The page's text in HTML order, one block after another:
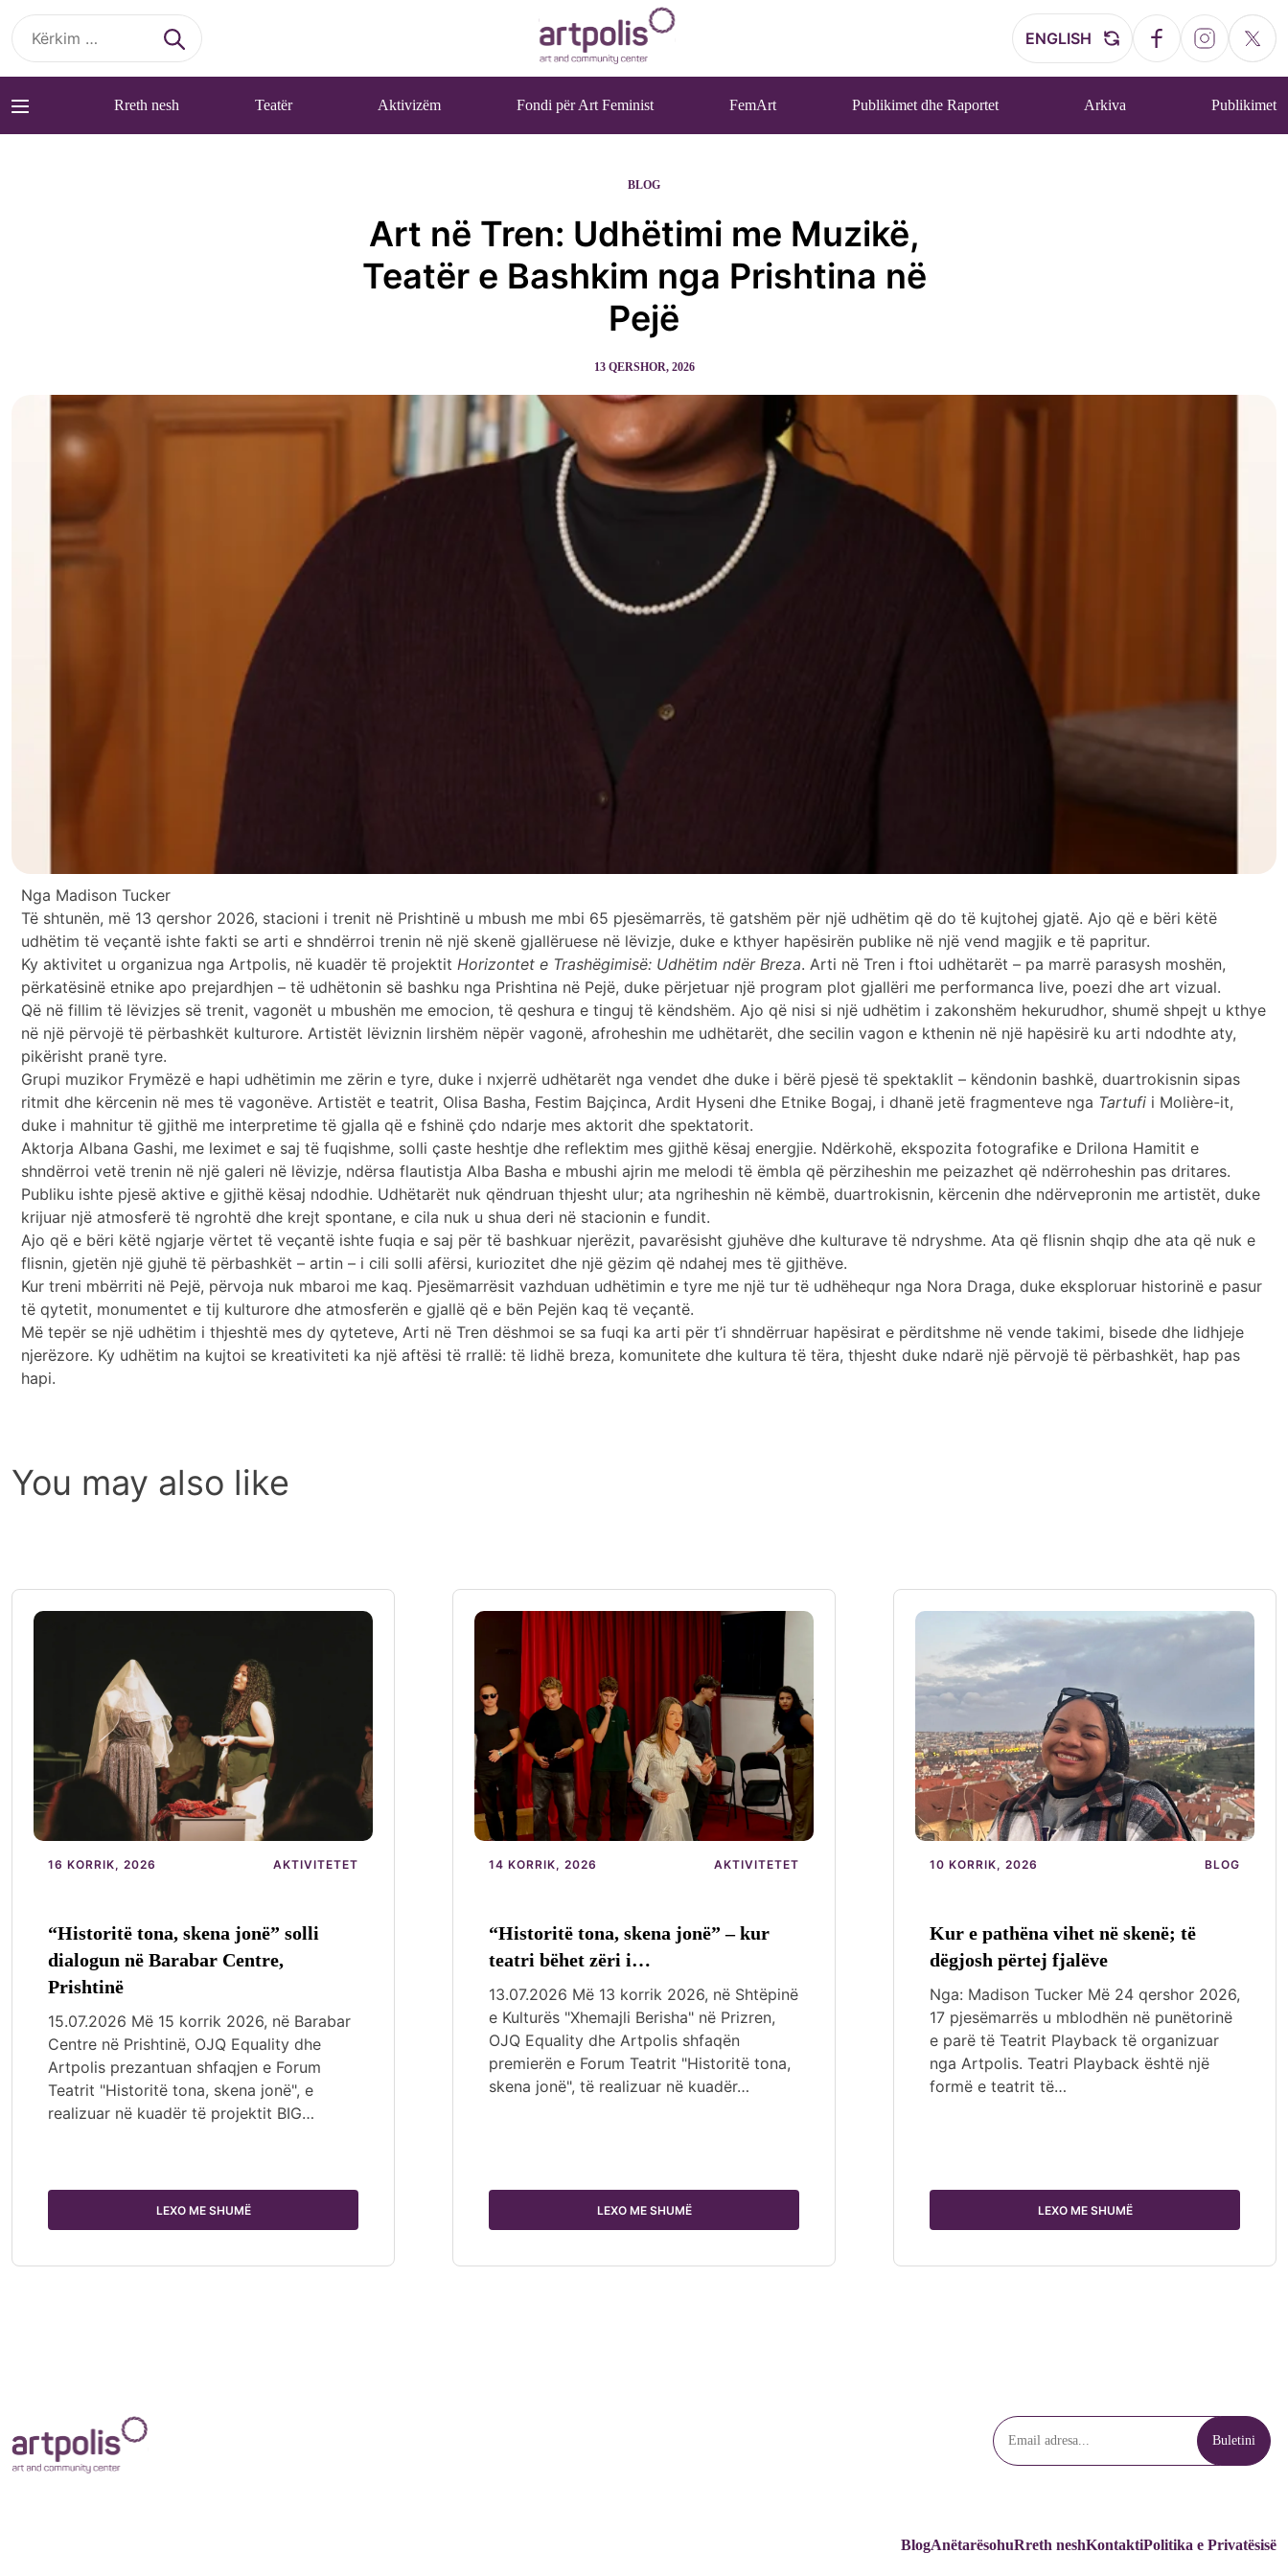
Kërko
për:
ENGLISH
Rreth nesh Teatër Aktivizëm Fondi për Art Feminist FemArt Publikimet dhe Raportet Arkiva Publikimet
BLOG
Art në Tren: Udhëtimi me Muzikë,
Teatër e Bashkim nga Prishtina në
Pejë
13 QERSHOR, 2026
Nga Madison Tucker
Të shtunën, më 13 qershor 2026, stacioni i trenit në Prishtinë u mbush me mbi 65 pjesëmarrës, të gatshëm për një udhëtim që do të kujtohej gjatë. Ajo që e bëri këtë
udhëtim të veçantë ishte fakti se arti e shndërroi trenin në një skenë gjallëruese në lëvizje, duke e kthyer hapësirën publike në një vend magjik e të papritur.
Ky aktivitet u organizua nga Artpolis, në kuadër të projektit Horizontet e Trashëgimisë: Udhëtim ndër Breza. Arti në Tren i ftoi udhëtarët – pa marrë parasysh moshën,
përkatësinë etnike apo prejardhjen – të udhëtonin së bashku nga Prishtina në Pejë, duke përjetuar një program plot gjallëri me performanca live, poezi dhe art vizual.
Që në fillim të lëvizjes së trenit, vagonët u mbushën me emocion, të qeshura e tinguj të këndshëm. Ajo që nisi si një udhëtim i zakonshëm hekurudhor, shumë shpejt u kthye
në një përvojë të përbashkët kulturore. Artistët lëviznin lirshëm nëpër vagonë, afroheshin me udhëtarët, dhe secilin vagon e kthenin në një hapësirë ku arti ndodhte aty,
pikërisht pranë tyre.
Grupi muzikor Frymëzë e hapi udhëtimin me zërin e tyre, duke i nxjerrë udhëtarët nga vendet dhe duke i bërë pjesë të spektaklit – këndonin bashkë, duartrokisnin sipas
ritmit dhe kërcenin në mes të vagonëve. Artistët e teatrit, Olisa Basha, Festim Bajçinca, Ardit Hyseni dhe Etnike Bogaj, i dhanë jetë fragmenteve nga Tartufi i Molière-it,
duke i mahnitur të gjithë me interpretime të gjalla që e fshinë çdo ndarje mes aktorit dhe spektatorit.
Aktorja Albana Gashi, me leximet e saj të fuqishme, solli çaste heshtje dhe reflektim mes gjithë kësaj energjie. Ndërkohë, ekspozita fotografike e Drilona Hamitit e
shndërroi vetë trenin në një galeri në lëvizje, ndërsa flautistja Alba Basha e mbushi ajrin me melodi të ëmbla që përziheshin me peizazhet që ndërroheshin pas dritares.
Publiku ishte pjesë aktive e gjithë kësaj ndodhie. Udhëtarët nuk qëndruan thjesht ulur; ata ngriheshin në këmbë, duartrokisnin, kërcenin dhe ndërvepronin me artistët, duke
krijuar një atmosferë të ngrohtë dhe krejt spontane, e cila nuk u shua deri në stacionin e fundit.
Ajo që e bëri këtë ngjarje vërtet të veçantë ishte fuqia e saj për të bashkuar njerëzit, pavarësisht gjuhëve dhe kulturave të ndryshme. Ata që flisnin shqip dhe ata që nuk e
flisnin, gjetën një gjuhë të përbashkët – artin – i cili solli afërsi, kuriozitet dhe një gëzim që ndahej mes të gjithëve.
Kur treni mbërriti në Pejë, përvoja nuk mbaroi me kaq. Pjesëmarrësit vazhduan udhëtimin e tyre me një tur të udhëhequr nga Nora Draga, duke eksploruar historinë e pasur
të qytetit, monumentet e tij kulturore dhe atmosferën e gjallë që e bën Pejën kaq të veçantë.
Më tepër se një udhëtim i thjeshtë mes dy qyteteve, Arti në Tren dëshmoi se sa fuqi ka arti për t’i shndërruar hapësirat e përditshme në vende takimi, bisede dhe lidhjeje
njerëzore. Ky udhëtim na kujtoi se kreativiteti ka një aftësi të rrallë: të lidhë breza, komunitete dhe kultura të tëra, thjesht duke ndarë një përvojë të përbashkët, hap pas
hapi.
You may also like
16 KORRIK, 2026 AKTIVITETET
“Historitë tona, skena jonë” solli
dialogun në Barabar Centre,
Prishtinë
15.07.2026 Më 15 korrik 2026, në Barabar
Centre në Prishtinë, OJQ Equality dhe
Artpolis prezantuan shfaqjen e Forum
Teatrit "Historitë tona, skena jonë", e
realizuar në kuadër të projektit BIG…
LEXO ME SHUMË
14 KORRIK, 2026 AKTIVITETET
“Historitë tona, skena jonë” – kur
teatri bëhet zëri i…
13.07.2026 Më 13 korrik 2026, në Shtëpinë
e Kulturës "Xhemajli Berisha" në Prizren,
OJQ Equality dhe Artpolis shfaqën
premierën e Forum Teatrit "Historitë tona,
skena jonë", të realizuar në kuadër…
LEXO ME SHUMË
10 KORRIK, 2026 BLOG
Kur e pathëna vihet në skenë; të
dëgjosh përtej fjalëve
Nga: Madison Tucker Më 24 qershor 2026,
17 pjesëmarrës u mblodhën në punëtorinë
e parë të Teatrit Playback të organizuar
nga Artpolis. Teatri Playback është një
formë e teatrit të…
LEXO ME SHUMË
BlogAnëtarësohuRreth neshKontaktiPolitika e Privatësisë